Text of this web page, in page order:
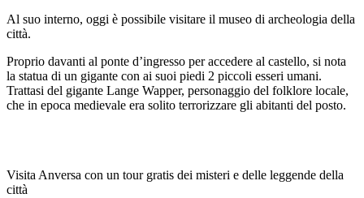
Al suo interno, oggi è possibile visitare il museo di archeologia della
città.
Proprio davanti al ponte d’ingresso per accedere al castello, si nota
la statua di un gigante con ai suoi piedi 2 piccoli esseri umani.
Trattasi del gigante Lange Wapper, personaggio del folklore locale,
che in epoca medievale era solito terrorizzare gli abitanti del posto.
Visita Anversa con un tour gratis dei misteri e delle leggende della
città